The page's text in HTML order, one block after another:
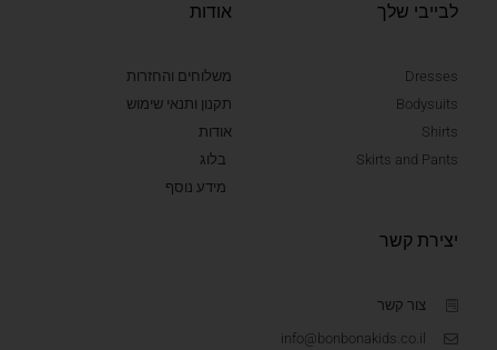
לבייבי שלך
Dresses
Bodysuits
Shirts
Skirts and Pants
אודות
משלוחים והחזרות
תקנון ותנאי שימוש
אודות
בלוג
מידע נוסף
יצירת קשר
צור קשר
info@bonbonakids.co.il